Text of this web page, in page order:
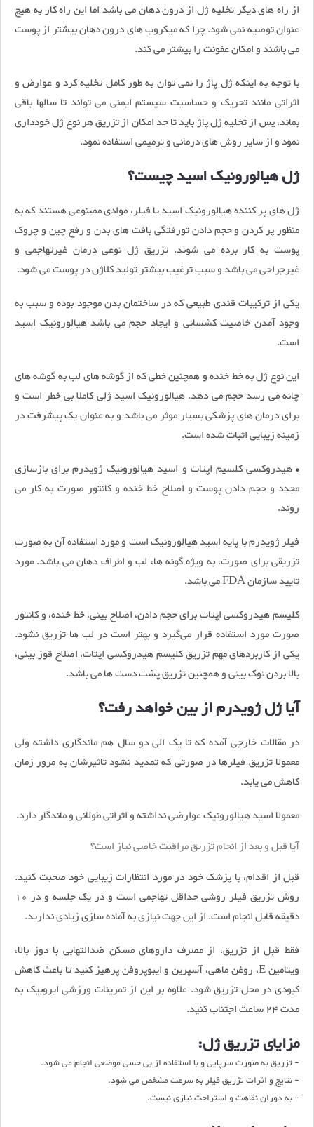
از راه های دیگر تخلیه ژل از درون دهان می باشد اما این راه کار به هیچ
عنوان توصیه نمی شود. چرا که میکروب های درون دهان بیشتر از پوست
می باشند و امکان عفونت را بیشتر می کند.
با توجه به اینکه ژل پاژ را نمی توان به طور کامل تخلیه کرد و عوارض و
اثراتی مانند تحریک و حساسیت سیستم ایمنی می تواند تا سالها باقی
بماند، پس از تخلیه ژل پاژ باید تا حد امکان از تزریق هر نوع ژل خودداری
نمود و از سایر روش های درمانی و ترمیمی استفاده نمود.
ژل هیالورونیک اسید چیست؟
ژل های پر کننده هیالورونیک اسید یا فیلر، موادی مصنوعی‌ هستند که به
منظور پر کردن و حجم دادن تورفتگی بافت های بدن و رفع چین و چروک
پوست به کار برده می شوند. تزریق ژل نوعی درمان غیرتهاجمی و
غیرجراحی می باشد و سبب ترغیب بیشتر تولید کلاژن در پوست می شود.
یکی از ترکیبات قندی طبیعی که در ساختمان بدن موجود بوده و سبب به
وجود آمدن خاصیت کشسانی و ایجاد حجم می باشد هیالورونیک اسید
است.
این نوع ژل به خط خنده و همچنین خطی که از گوشه های لب به گوشه های
چانه می رسد حجم می دهد. هیالورونیک اسید ژلی کاملا بی خطر است و
برای درمان های پزشکی بسیار موثر می باشد و به عنوان یک پیشرفت در
زمینه زیبایی اثبات شده است.
• هیدروکسی کلسیم اپتات و اسید هیالورونیک ژویدرم برای بازسازی
مجدد و حجم دادن پوست و اصلاح خط خنده و کانتور صورت به کار می
روند.
فیلر ژویدرم با پایه اسید هیالورونیک است و مورد استفاده آن به صورت
تزریقی برای صورت، به ویژه گونه ها، لب و اطراف دهان می باشد. مورد
تایید سازمان FDA می باشد.
کلیسم هیدروکسی اپتات برای حجم دادن، اصلاح بینی، خط خنده، و کانتور
صورت مورد استفاده قرار می‌گیرد و بهتر است در لب ها تزریق نشود.
یکی از کاربردهای مهم تزریق کلیسم هیدروکسی اپتات، اصلاح قوز بینی،
بالا بردن نوک بینی و همچنین تزریق پشت دست ها می باشد.
آیا ژل ژویدرم از بین خواهد رفت؟
در مقالات خارجی آمده که تا یک الی دو سال هم ماندگاری داشته ولی
معمولا تزریق فیلرها در صورتی که تمدید نشود تاثیرشان به مرور زمان
کاهش می یابد.
معمولا اسید هیالورونیک عوارضی نداشته و اثراتی طولانی و ماندگار دارد.
آیا قبل و بعد از انجام تزریق مراقبت خاصی نیاز است؟
قبل از اقدام، با پزشک خود در مورد انتظارات زیبایی خود صحبت کنید.
روش تزریق فیلر روشی حداقل تهاجمی است و در یک جلسه و در 10
دقیقه قابل انجام است. از این جهت نیازی به آماده سازی زیادی ندارید.
فقط قبل از تزریق، از مصرف داروهای مسکن ضدالتهابی با دوز بالا،
ویتامین E، روغن ماهی، آسپرین و ایبوپروفن پرهیز کنید تا باعث کاهش
کبودی در محل تزریق شود. علاوه بر این از تمرینات ورزشی ایروبیک به
مدت 24 ساعت اجتناب کنید.
مزایای تزریق ژل:
- تزریق به صورت سرپایی و با استفاده از بی حسی موضعی انجام می شود.
- نتایج و اثرات تزریق فیلر به سرعت مشخص می شود.
- به دوران نقاهت و استراحت نیازی نیست.